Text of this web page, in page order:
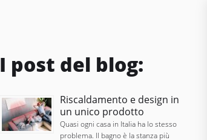
I post del blog:
Riscaldamento e design in
un unico prodotto
Quasi ogni casa in Italia ha lo stesso
problema. Il bagno è la stanza più